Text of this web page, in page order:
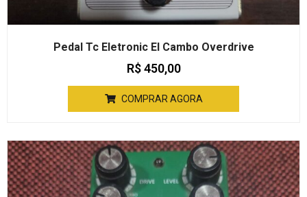
Pedal Tc Eletronic El Cambo Overdrive
R$450,00
COMPRAR AGORA